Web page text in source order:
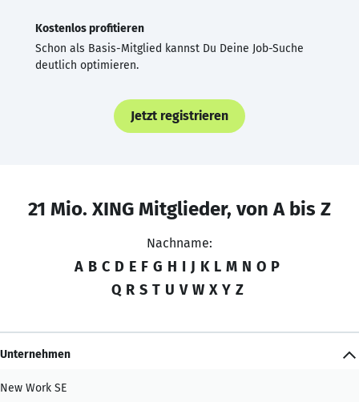
Kostenlos profitieren
Schon als Basis-Mitglied kannst Du Deine Job-Suche
deutlich optimieren.
Jetzt registrieren
21 Mio. XING Mitglieder, von A bis Z
Nachname:
A B C D E F G H I J K L M N O P
Q R S T U V W X Y Z
Unternehmen
New Work SE